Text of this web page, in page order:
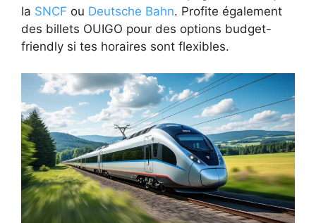
la SNCF ou Deutsche Bahn. Profite également
des billets OUIGO pour des options budget-
friendly si tes horaires sont flexibles.